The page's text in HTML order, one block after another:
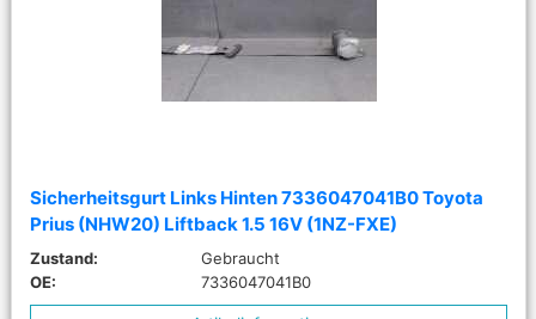
Sicherheitsgurt Links Hinten 7336047041B0 Toyota
Prius (NHW20) Liftback 1.5 16V (1NZ-FXE)
Zustand:
Gebraucht
OE:
7336047041B0